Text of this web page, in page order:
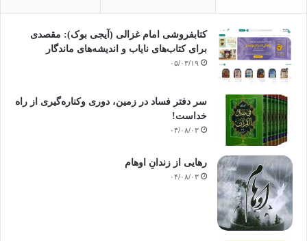
کتابفروشی امام غزالی (آیجی بوک): مقصدی
برای کتاب‌های نایاب و اندیشه‌های ماندگار
۰۵/۰۳/۱۹
سر دفتر فساد در زمین‌، دوری وکناره‌گیری از راه
خداست‌!
۰۴/۰۸/۰۳
رهایی از زندانِ اوهام
۰۴/۰۸/۰۳